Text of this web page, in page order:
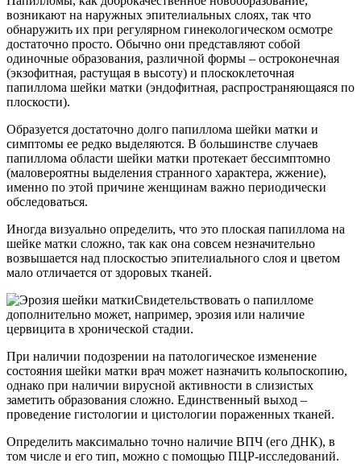
возникают на наружных эпителиальных слоях, так что
обнаружить их при регулярном гинекологическом осмотре
достаточно просто. Обычно они представляют собой
одиночные образования, различной формы – остроконечная
(экзофитная, растущая в высоту) и плоскоклеточная
папиллома шейки матки (эндофитная, распространяющаяся по
плоскости).
Образуется достаточно долго папиллома шейки матки и
симптомы ее редко выделяются. В большинстве случаев
папиллома области шейки матки протекает бессимптомно
(маловероятны выделения странного характера, жжение),
именно по этой причине женщинам важно периодически
обследоваться.
Иногда визуально определить, что это плоская папиллома на
шейке матки сложно, так как она совсем незначительно
возвышается над плоскостью эпителиального слоя и цветом
мало отличается от здоровых тканей.
Свидетельствовать о папилломе
дополнительно может, например, эрозия или наличие
цервицита в хронической стадии.
При наличии подозрении на патологическое изменение
состояния шейки матки врач может назначить кольпоскопию,
однако при наличии вирусной активности в слизистых
заметить образования сложно. Единственный выход –
проведение гистологии и цистологии пораженных тканей.
Определить максимально точно наличие ВПЧ (его ДНК), в
том числе и его тип, можно с помощью ПЦР-исследований.